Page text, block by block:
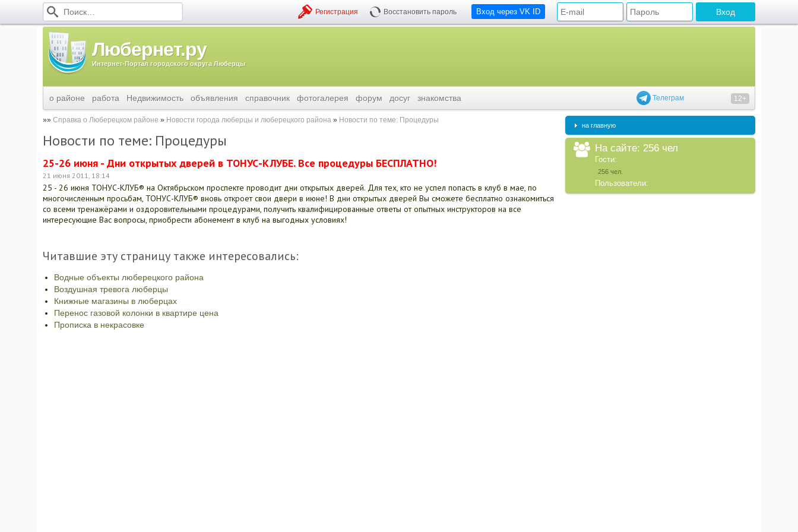
Вход через VK ID
Регистрация Восстановить пароль
Любернет.ру
Интернет-Портал городского округа Люберцы
Телеграм 12+
о районе работа Недвижимость объявления справочник фотогалерея форум досуг знакомства
Справка о Люберецком районе Новости города люберцы и люберецкого района Новости по теме: Процедуры
Новости по теме: Процедуры
25-26 июня - Дни открытых дверей в ТОНУС-КЛУБЕ. Все процедуры БЕСПЛАТНО!
21 июня 2011, 18:14
25 - 26 июня ТОНУС-КЛУБ® на Октябрьском проспекте проводит дни открытых дверей. Для тех, кто не успел попасть в клуб в мае, по
многочисленным просьбам, ТОНУС-КЛУБ® вновь откроет свои двери в июне! В дни открытых дверей Вы сможете бесплатно ознакомиться
со всеми тренажёрами и оздоровительными процедурами, получить квалифицированные ответы от опытных инструкторов на все
интересующие Вас вопросы, приобрести абонемент в клуб на выгодных условиях!
Читавшие эту страницу также интересовались:
Водные объекты люберецкого района
Воздушная тревога люберцы
Книжные магазины в люберцах
Перенос газовой колонки в квартире цена
Прописка в некрасовке
на главную
На сайте: 256 чел
Гости:
256 чел.
Пользователи: